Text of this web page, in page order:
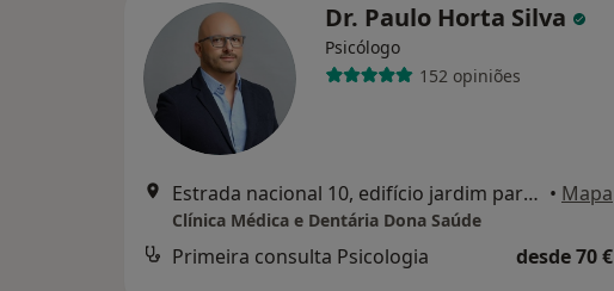
Dr. Paulo Horta Silva
Psicólogo
152 opiniões
Estrada nacional 10, edifício jardim parque, bloco A, loja 3 A, Alverca Do Ribatejo • Mapa
Clínica Médica e Dentária Dona Saúde
Primeira consulta Psicologia desde 70 €